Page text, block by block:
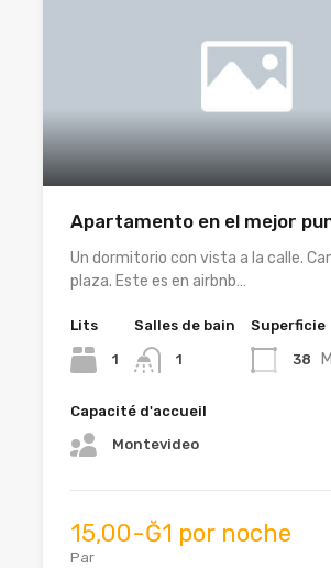
Apartamento en el mejor
Un dormitorio con vista a la calle.
plaza. Este es en airbnb…
Lits
1
Salles de bain
1
Superficie
38
Capacité d'accueil
Montevideo
15,00-Ğ1 por noche
Par